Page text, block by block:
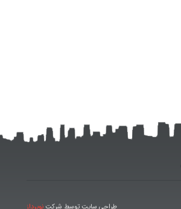
طراحی سایت توسط شرکتنوپرداز